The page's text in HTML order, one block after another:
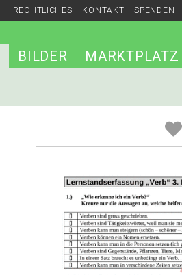
RECHTLICHES KONTAKT SPENDEN
BILDER MARKTPLATZ